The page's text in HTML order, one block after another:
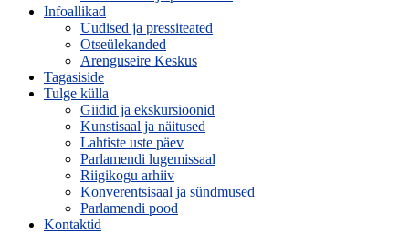
Infoallikad
Uudised ja pressiteated
Otseülekanded
Arenguseire Keskus
Tagasiside
Tulge külla
Giidid ja ekskursioonid
Kunstisaal ja näitused
Lahtiste uste päev
Parlamendi lugemissaal
Riigikogu arhiiv
Konverentsisaal ja sündmused
Parlamendi pood
Kontaktid